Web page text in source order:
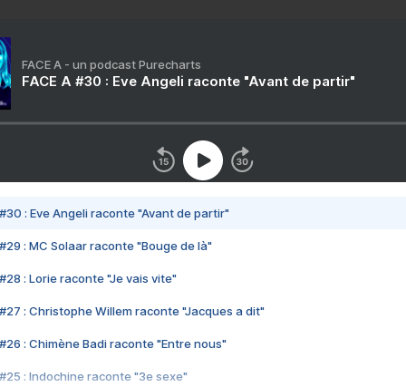
FACE A - un podcast Purecharts
FACE A #30 : Eve Angeli raconte "Avant de partir"
#30 : Eve Angeli raconte "Avant de partir"
#29 : MC Solaar raconte "Bouge de là"
#28 : Lorie raconte "Je vais vite"
#27 : Christophe Willem raconte "Jacques a dit"
#26 : Chimène Badi raconte "Entre nous"
#25 : Indochine raconte "3e sexe"